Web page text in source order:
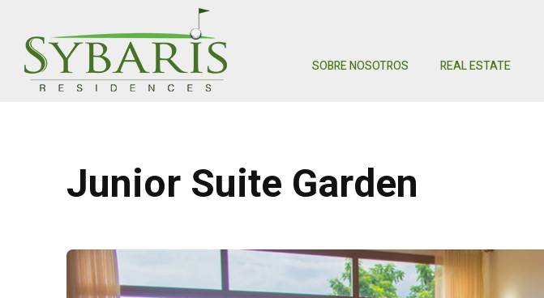
SOBRE NOSOTROS REAL ESTATE
Junior Suite Garden